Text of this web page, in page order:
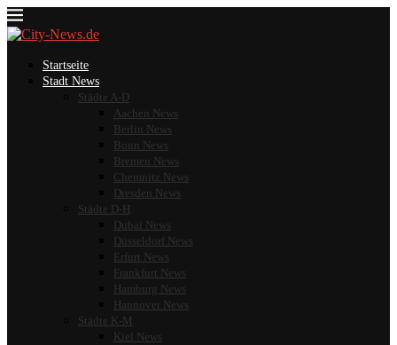
Startseite
Stadt News
Städte A-D
Aachen News
Berlin News
Bonn News
Bremen News
Chemnitz News
Dresden News
Städte D-H
Dubai News
Düsseldorf News
Erfurt News
Frankfurt News
Hamburg News
Hannover News
Städte K-M
Kiel News